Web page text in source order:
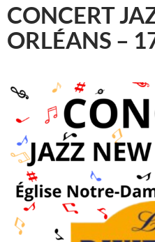
CONCERT
ORLÉANS –